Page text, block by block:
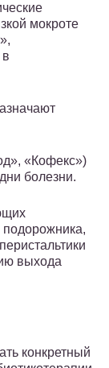
мокроте
«Кофекс»)
болезни.
подорожника,
выхода
конкретный